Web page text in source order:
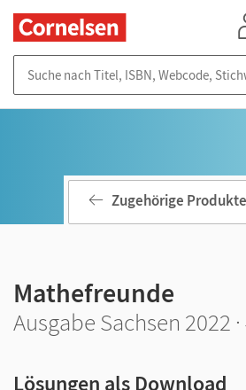
Zugehörige
Mathefreunde
Ausgabe Sachsen 2022
Lösungen als Download